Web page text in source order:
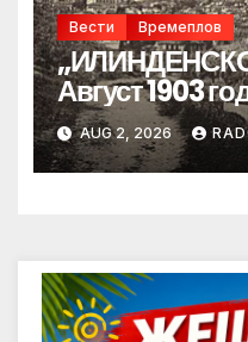
Вести Времеплов
Август 1903
AUG 2, 2026